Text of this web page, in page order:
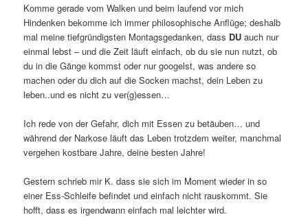
Komme gerade vom Walken und beim laufend vor mich
Hindenken bekomme ich immer philosophische Anflüge; deshalb
mal meine tiefgründigsten Montagsgedanken, dass DU auch nur
einmal lebst – und die Zeit läuft einfach, ob du sie nun nutzt, ob
du in die Gänge kommst oder nur googelst, was andere so
machen oder du dich auf die Socken machst, dein Leben zu
leben..und es nicht zu ver(g)essen…
Ich rede von der Gefahr, dich mit Essen zu betäuben… und
während der Narkose läuft das Leben trotzdem weiter, manchmal
vergehen kostbare Jahre, deine besten Jahre!
Gestern schrieb mir K. dass sie sich im Moment wieder in so
einer Ess-Schleife befindet und einfach nicht rauskommt. Sie
hofft, dass es irgendwann einfach mal leichter wird.